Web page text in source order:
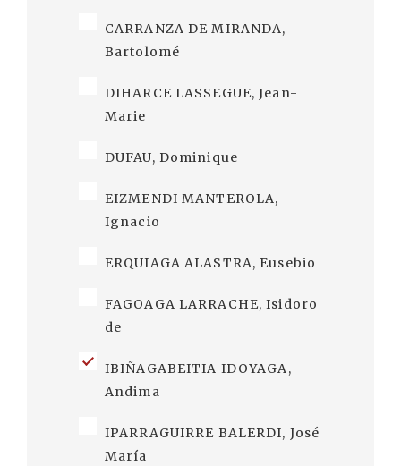
CARRANZA DE MIRANDA,
Bartolomé
DIHARCE LASSEGUE, Jean-
Marie
DUFAU, Dominique
EIZMENDI MANTEROLA,
Ignacio
ERQUIAGA ALASTRA, Eusebio
FAGOAGA LARRACHE, Isidoro
de
IBIÑAGABEITIA IDOYAGA,
Andima
IPARRAGUIRRE BALERDI, José
María